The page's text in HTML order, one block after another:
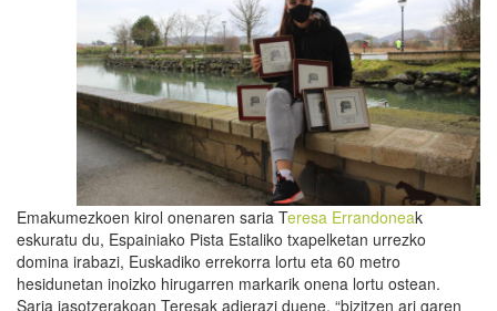
Emakumezkoen kirol onenaren saria Teresa Errandoneak
eskuratu du, Espainiako Pista Estaliko txapelketan urrezko
domina irabazi, Euskadiko errekorra lortu eta 60 metro
hesidunetan inoizko hirugarren markarik onena lortu ostean.
Saria jasotzerakoan Teresak adierazi duene, “bizitzen ari garen